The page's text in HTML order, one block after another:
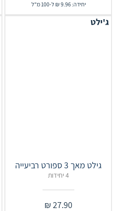
יחידה: 9.96 ₪ ל-100 מ"ל
ג'ילט
גילט מאך 3 ספורט רביעייה
4 יחידות
27.90
₪